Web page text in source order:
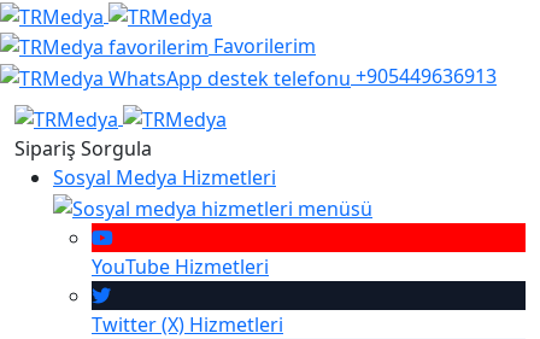
Favorilerim
+905449636913
Sipariş Sorgula
Sosyal Medya Hizmetleri
YouTube Hizmetleri
Twitter (X) Hizmetleri